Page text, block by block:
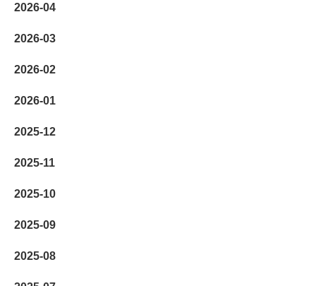
2026-04
2026-03
2026-02
2026-01
2025-12
2025-11
2025-10
2025-09
2025-08